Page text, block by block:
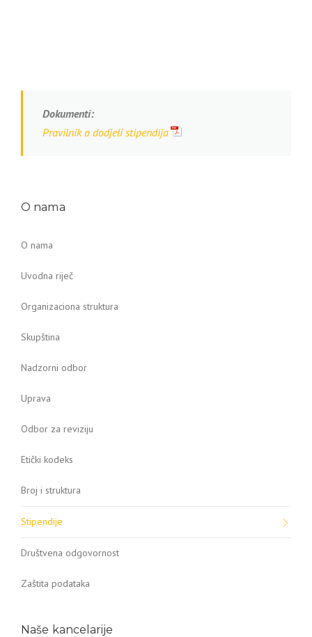
Dokumenti:
Pravilnik o dodjeli stipendija
O nama
O nama
Uvodna riječ
Organizaciona struktura
Skupština
Nadzorni odbor
Uprava
Odbor za reviziju
Etički kodeks
Broj i struktura
Stipendije
Društvena odgovornost
Zaštita podataka
Naše kancelarije